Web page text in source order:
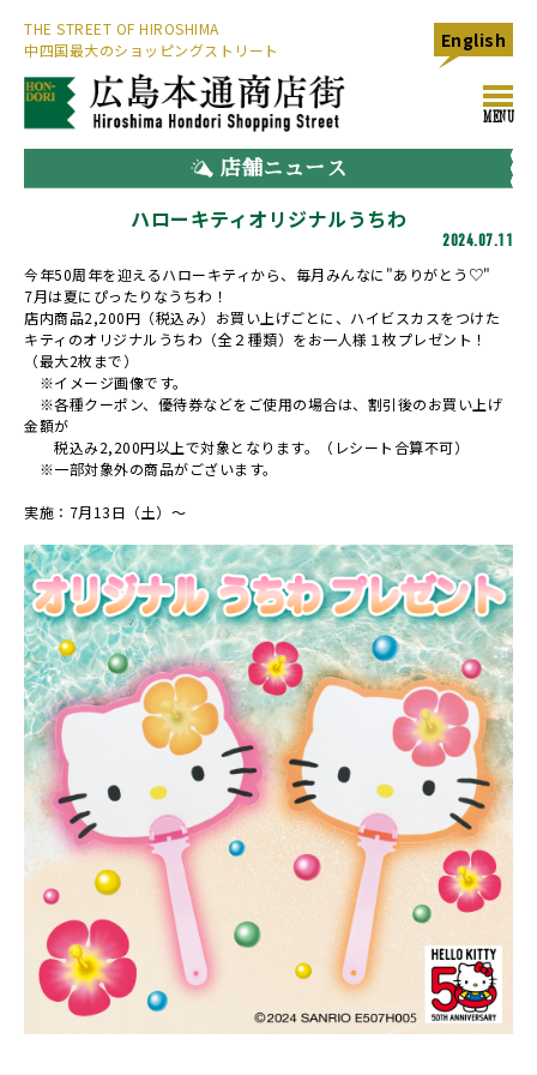
MENU
THE STREET OF HIROSHIMA
中四国最大のショッピングストリート
English
店舗ニュース
ハローキティオリジナルうちわ
2024.07.11
今年50周年を迎えるハローキティから、毎月みんなに"ありがとう♡"
7月は夏にぴったりなうちわ！
店内商品2,200円（税込み）お買い上げごとに、ハイビスカスをつけた
キティのオリジナルうちわ（全２種類）をお一人様１枚プレゼント！
（最大2枚まで）
※イメージ画像です。
※各種クーポン、優待券などをご使用の場合は、割引後のお買い上げ
金額が
税込み2,200円以上で対象となります。（レシート合算不可）
※一部対象外の商品がございます。
実施：7月13日（土）～